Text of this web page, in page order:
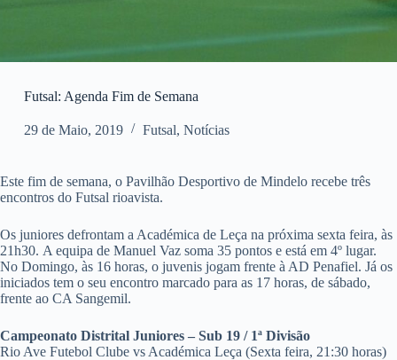
Futsal: Agenda Fim de Semana
29 de Maio, 2019 Futsal, Notícias
Este fim de semana, o Pavilhão Desportivo de Mindelo recebe três
encontros do Futsal rioavista.
Os juniores defrontam a Académica de Leça na próxima sexta feira, às
21h30. A equipa de Manuel Vaz soma 35 pontos e está em 4º lugar.
No Domingo, às 16 horas, o juvenis jogam frente à AD Penafiel. Já os
iniciados tem o seu encontro marcado para as 17 horas, de sábado,
frente ao CA Sangemil.
Campeonato Distrital Juniores – Sub 19 / 1ª Divisão
Rio Ave Futebol Clube vs Académica Leça (Sexta feira, 21:30 horas)